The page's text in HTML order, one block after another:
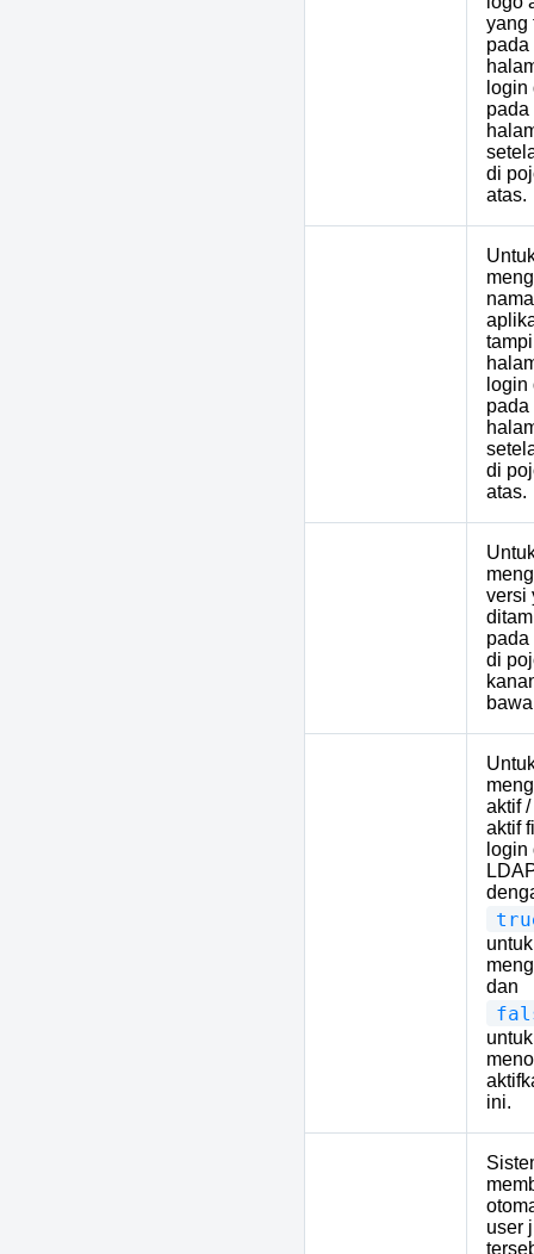
yang
pada
login
pada
di
atas.
nama
login
pada
di
atas.
versi
di
aktif
aktif
untuk
dan
untuk
ini.
user